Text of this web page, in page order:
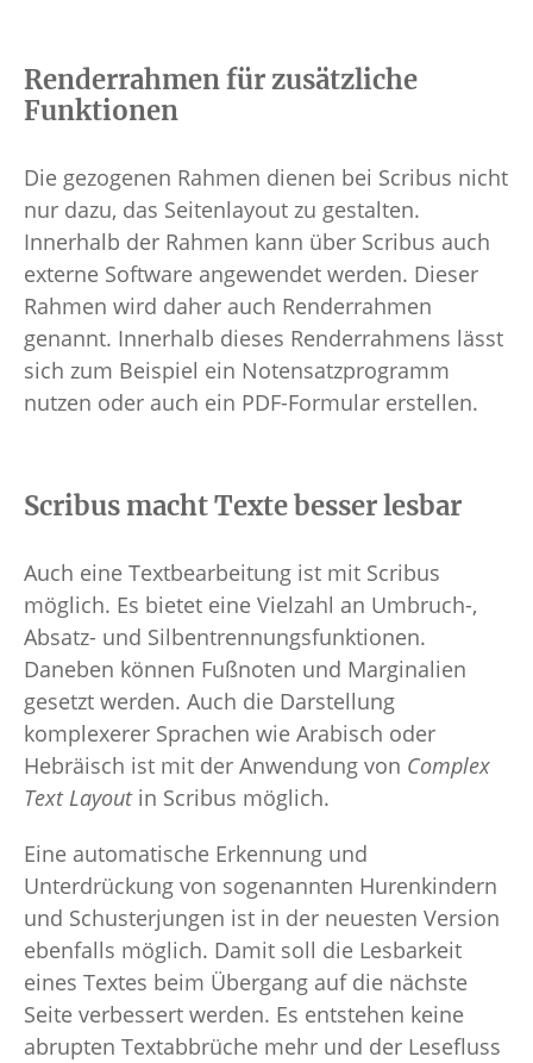
Renderrahmen für zusätzliche
Funktionen
Die gezogenen Rahmen dienen bei Scribus nicht
nur dazu, das Seitenlayout zu gestalten.
Innerhalb der Rahmen kann über Scribus auch
externe Software angewendet werden. Dieser
Rahmen wird daher auch Renderrahmen
genannt. Innerhalb dieses Renderrahmens lässt
sich zum Beispiel ein Notensatzprogramm
nutzen oder auch ein PDF-Formular erstellen.
Scribus macht Texte besser lesbar
Auch eine Textbearbeitung ist mit Scribus
möglich. Es bietet eine Vielzahl an Umbruch-,
Absatz- und Silbentrennungsfunktionen.
Daneben können Fußnoten und Marginalien
gesetzt werden. Auch die Darstellung
komplexerer Sprachen wie Arabisch oder
Hebräisch ist mit der Anwendung von Complex
Text Layoutin Scribus möglich.
Eine automatische Erkennung und
Unterdrückung von sogenannten Hurenkindern
und Schusterjungen ist in der neuesten Version
ebenfalls möglich. Damit soll die Lesbarkeit
eines Textes beim Übergang auf die nächste
Seite verbessert werden. Es entstehen keine
abrupten Textabbrüche mehr und der Lesefluss